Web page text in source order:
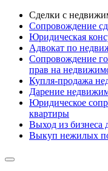
Сделки с
Сопровождение
Юридическая
Адвокат по
Сопровождение
прав на
Купля-продажа
Дарение
Юридическое
квартиры
Выход из бизнеса
Выкуп нежилых